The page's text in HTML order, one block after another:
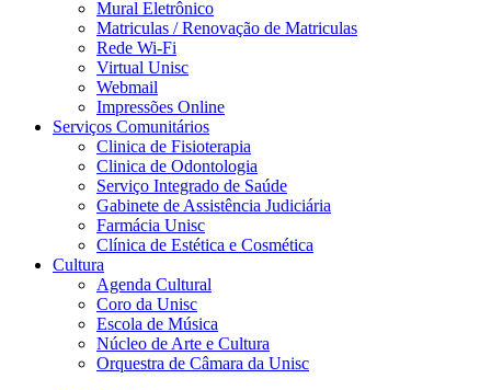
Mural Eletrônico
Matriculas / Renovação de Matriculas
Rede Wi-Fi
Virtual Unisc
Webmail
Impressões Online
Serviços Comunitários
Clinica de Fisioterapia
Clinica de Odontologia
Serviço Integrado de Saúde
Gabinete de Assistência Judiciária
Farmácia Unisc
Clínica de Estética e Cosmética
Cultura
Agenda Cultural
Coro da Unisc
Escola de Música
Núcleo de Arte e Cultura
Orquestra de Câmara da Unisc